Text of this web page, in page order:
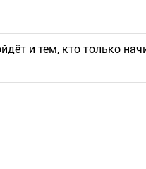
и тем, кто только